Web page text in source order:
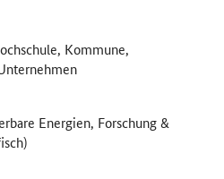
Kommune,
Energien, Forschung &